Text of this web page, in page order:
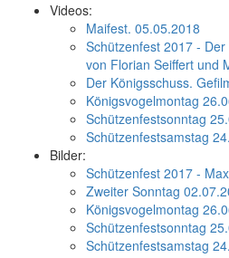
Videos:
Maifest. 05.05.2018
Schützenfest 2017 -
von Florian Seiffert und
Der Königsschuss.
Königsvogelmontag
Schützenfestsonntag
Schützenfestsamstag
Bilder:
Schützenfest 2017 -
Zweiter Sonntag
Königsvogelmontag
Schützenfestsonntag
Schützenfestsamstag